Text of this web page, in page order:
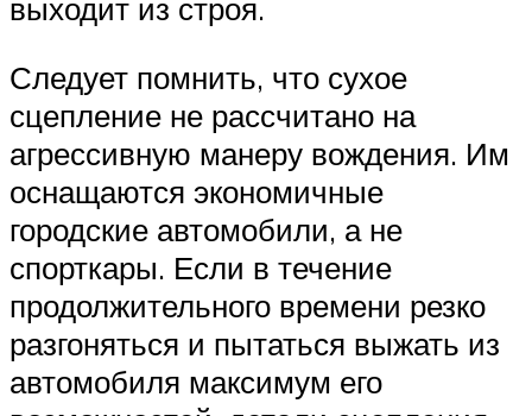
выходит из строя.
Следует помнить, что сухое
сцепление не рассчитано на
агрессивную манеру вождения. Им
оснащаются экономичные
городские автомобили, а не
спорткары. Если в течение
продолжительного времени резко
разгоняться и пытаться выжать из
автомобиля максимум его